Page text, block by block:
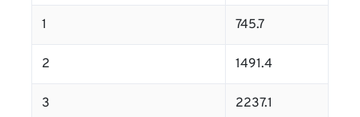
1 745.7
2 1491.4
3 2237.1